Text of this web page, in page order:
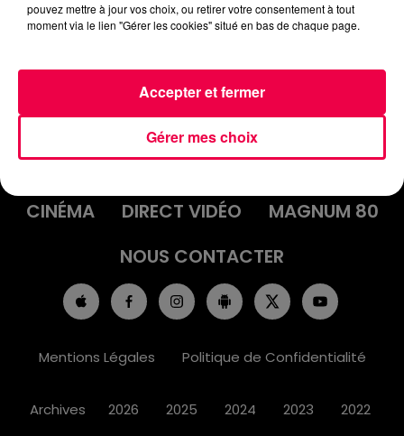
ACCUEIL INFOS
EMISSIONS
AGENDA
JEUX
PODCASTS
CINÉMA
DIRECT VIDÉO
MAGNUM 80
NOUS CONTACTER
Mentions Légales Politique de Confidentialité
Archives 2026 2025 2024 2023 2022
pouvez mettre à jour vos choix, ou retirer votre consentement à tout
moment via le lien "Gérer les cookies" situé en bas de chaque page.
Gérer mes choix
Accepter et fermer